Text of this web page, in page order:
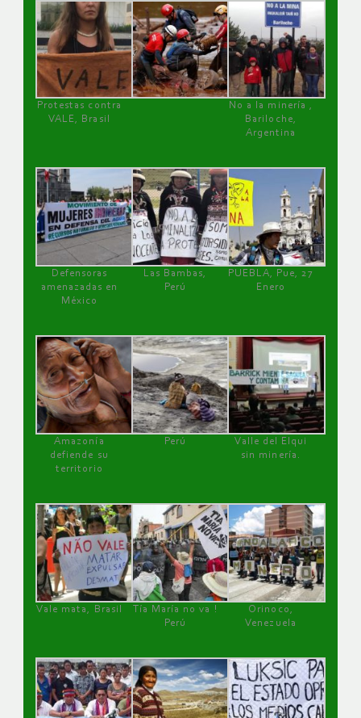
Protestas contra
VALE, Brasil
No a la minería ,
Bariloche,
Argentina
Defensoras
amenazadas en
México
Las Bambas,
Perú
PUEBLA, Pue, 27
Enero
Amazonía
defiende su
territorio
Perú
Valle del Elqui
sin minería.
Vale mata, Brasil
Tía María no va !
Perú
Orinoco,
Venezuela